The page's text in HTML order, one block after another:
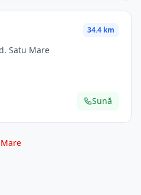
34.4 km
Satu Mare
Sună